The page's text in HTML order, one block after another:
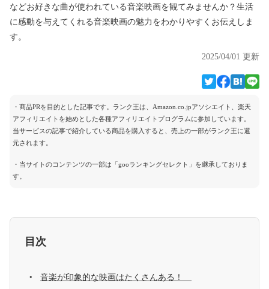
などお好きな曲が使われている音楽映画を観てみませんか？生活
に感動を与えてくれる音楽映画の魅力をわかりやすくお伝えしま
す。
2025/04/01 更新
・商品PRを目的とした記事です。ランク王は、Amazon.co.jpアソシエイト、楽天
アフィリエイトを始めとした各種アフィリエイトプログラムに参加しています。
当サービスの記事で紹介している商品を購入すると、売上の一部がランク王に還
元されます。
・当サイトのコンテンツの一部は「gooランキングセレクト」を継承しておりま
す。
目次
音楽が印象的な映画はたくさんある！